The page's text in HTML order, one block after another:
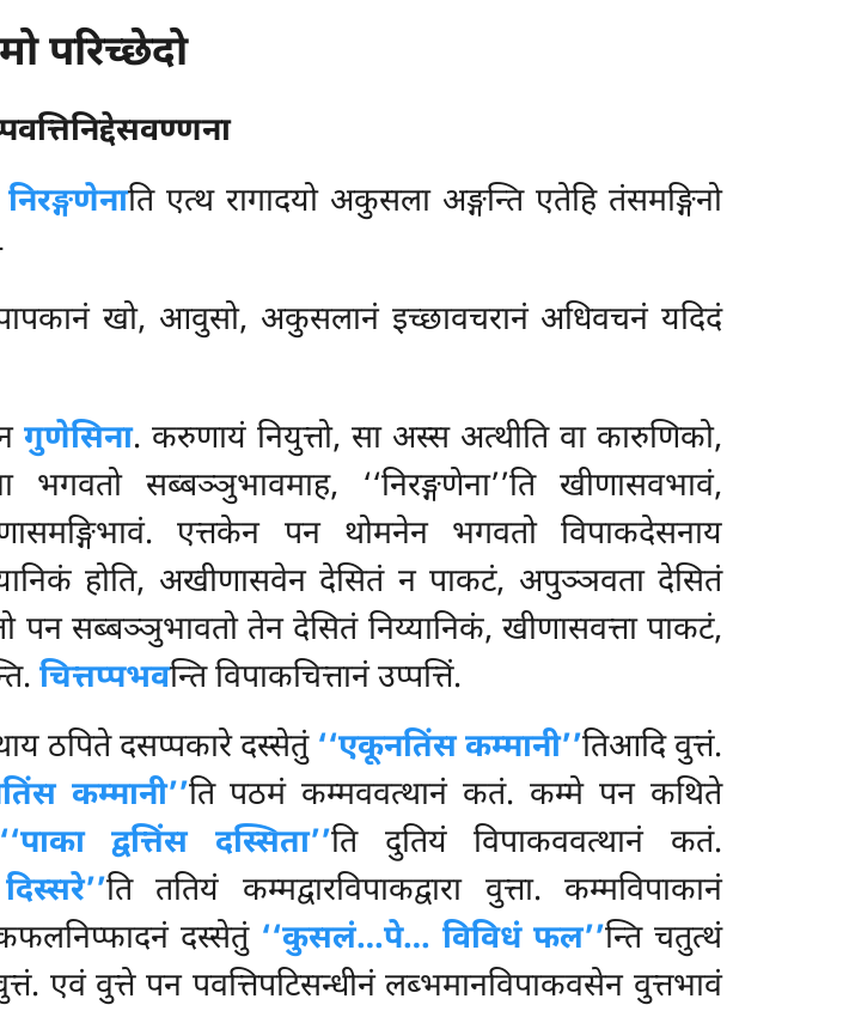
परिच्छेदो
निरङ्गणेनाति एत्थ रागादयो अकुसला अङ्गन्ति एतेहि तंसमङ्गिनो
पापकानं खो, आवुसो, अकुसलानं इच्छावचरानं अधिवचनं यदिदं
गुणेसिना. करुणायं नियुत्तो, सा अस्स अत्थीति वा कारुणिको,
भगवतो सब्बञ्ञुभावमाह, ‘‘निरङ्गणेना’’ति खीणासवभावं,
एत्तकेन पन थोमनेन भगवतो विपाकदेसनाय
होति, अखीणासवेन देसितं न पाकटं, अपुञ्ञवता देसितं
पन सब्बञ्ञुभावतो तेन देसितं निय्यानिकं, खीणासवत्ता पाकटं,
चित्तप्पभवन्ति विपाकचित्तानं उप्पत्तिं.
ठपिते दसप्पकारे दस्सेतुं ‘‘एकूनतिंस कम्मानी’’तिआदि वुत्तं.
कम्मानी’’ति पठमं कम्मववत्थानं कतं. कम्मे पन कथिते
‘‘पाका द्वत्तिंस दस्सिता’’ति दुतियं विपाकववत्थानं कतं.
ति ततियं कम्मद्वारविपाकद्वारा वुत्ता. कम्मविपाकानं
दस्सेतुं ‘‘कुसलं…पे… विविधं फल’’न्ति चतुत्थं
एवं वुत्ते पन पवत्तिपटिसन्धीनं लब्भमानविपाकवसेन वुत्तभावं